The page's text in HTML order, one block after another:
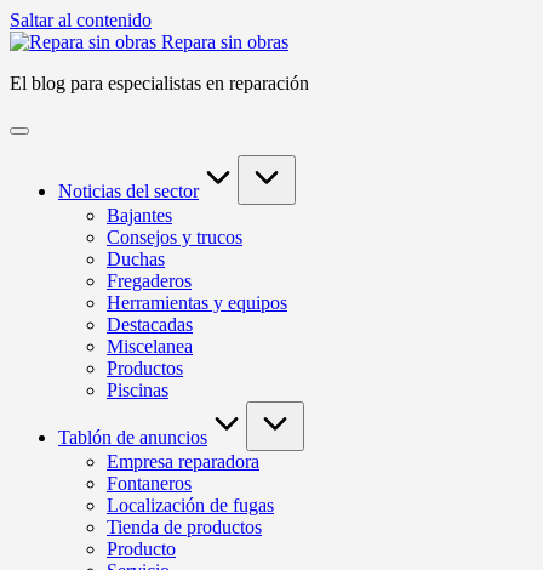
Saltar al contenido
Repara sin obras
El blog para especialistas en reparación
Noticias del sector
Bajantes
Consejos y trucos
Duchas
Fregaderos
Herramientas y equipos
Destacadas
Miscelanea
Productos
Piscinas
Tablón de anuncios
Empresa reparadora
Fontaneros
Localización de fugas
Tienda de productos
Producto